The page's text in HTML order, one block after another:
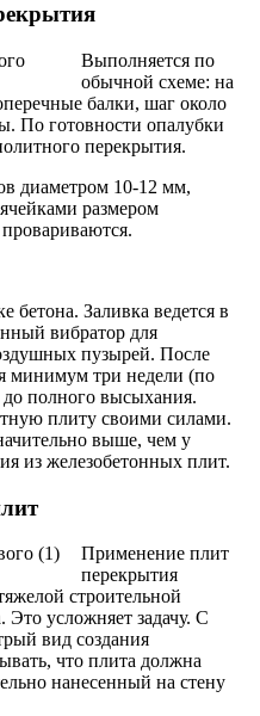
Выполняется по
обычной схеме: на
балки, шаг около
По готовности опалубки
перекрытия.
диаметром 10-12 мм,
размером
бетона. Заливка ведется в
вибратор для
пузырей. После
минимум три недели (по
полного высыхания.
плиту своими силами.
выше, чем у
из железобетонных плит.
Применение плит
перекрытия
строительной
Это усложняет задачу. С
вид создания
что плита должна
нанесенный на стену